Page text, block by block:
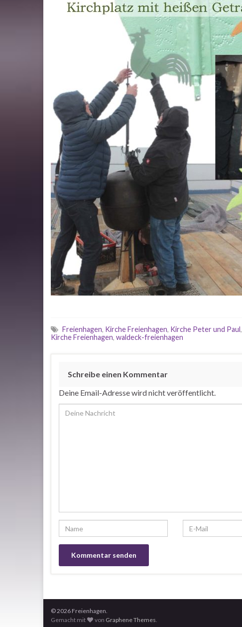
Freienhagen, Kirche Freienhagen, Kirche Peter und Paul,
Kirche Freienhagen, waldeck-freienhagen
Schreibe einen Kommentar
Deine Email-Adresse wird nicht veröffentlicht.
© 2026 Freienhagen.
Gemacht mit
von Graphene Themes.